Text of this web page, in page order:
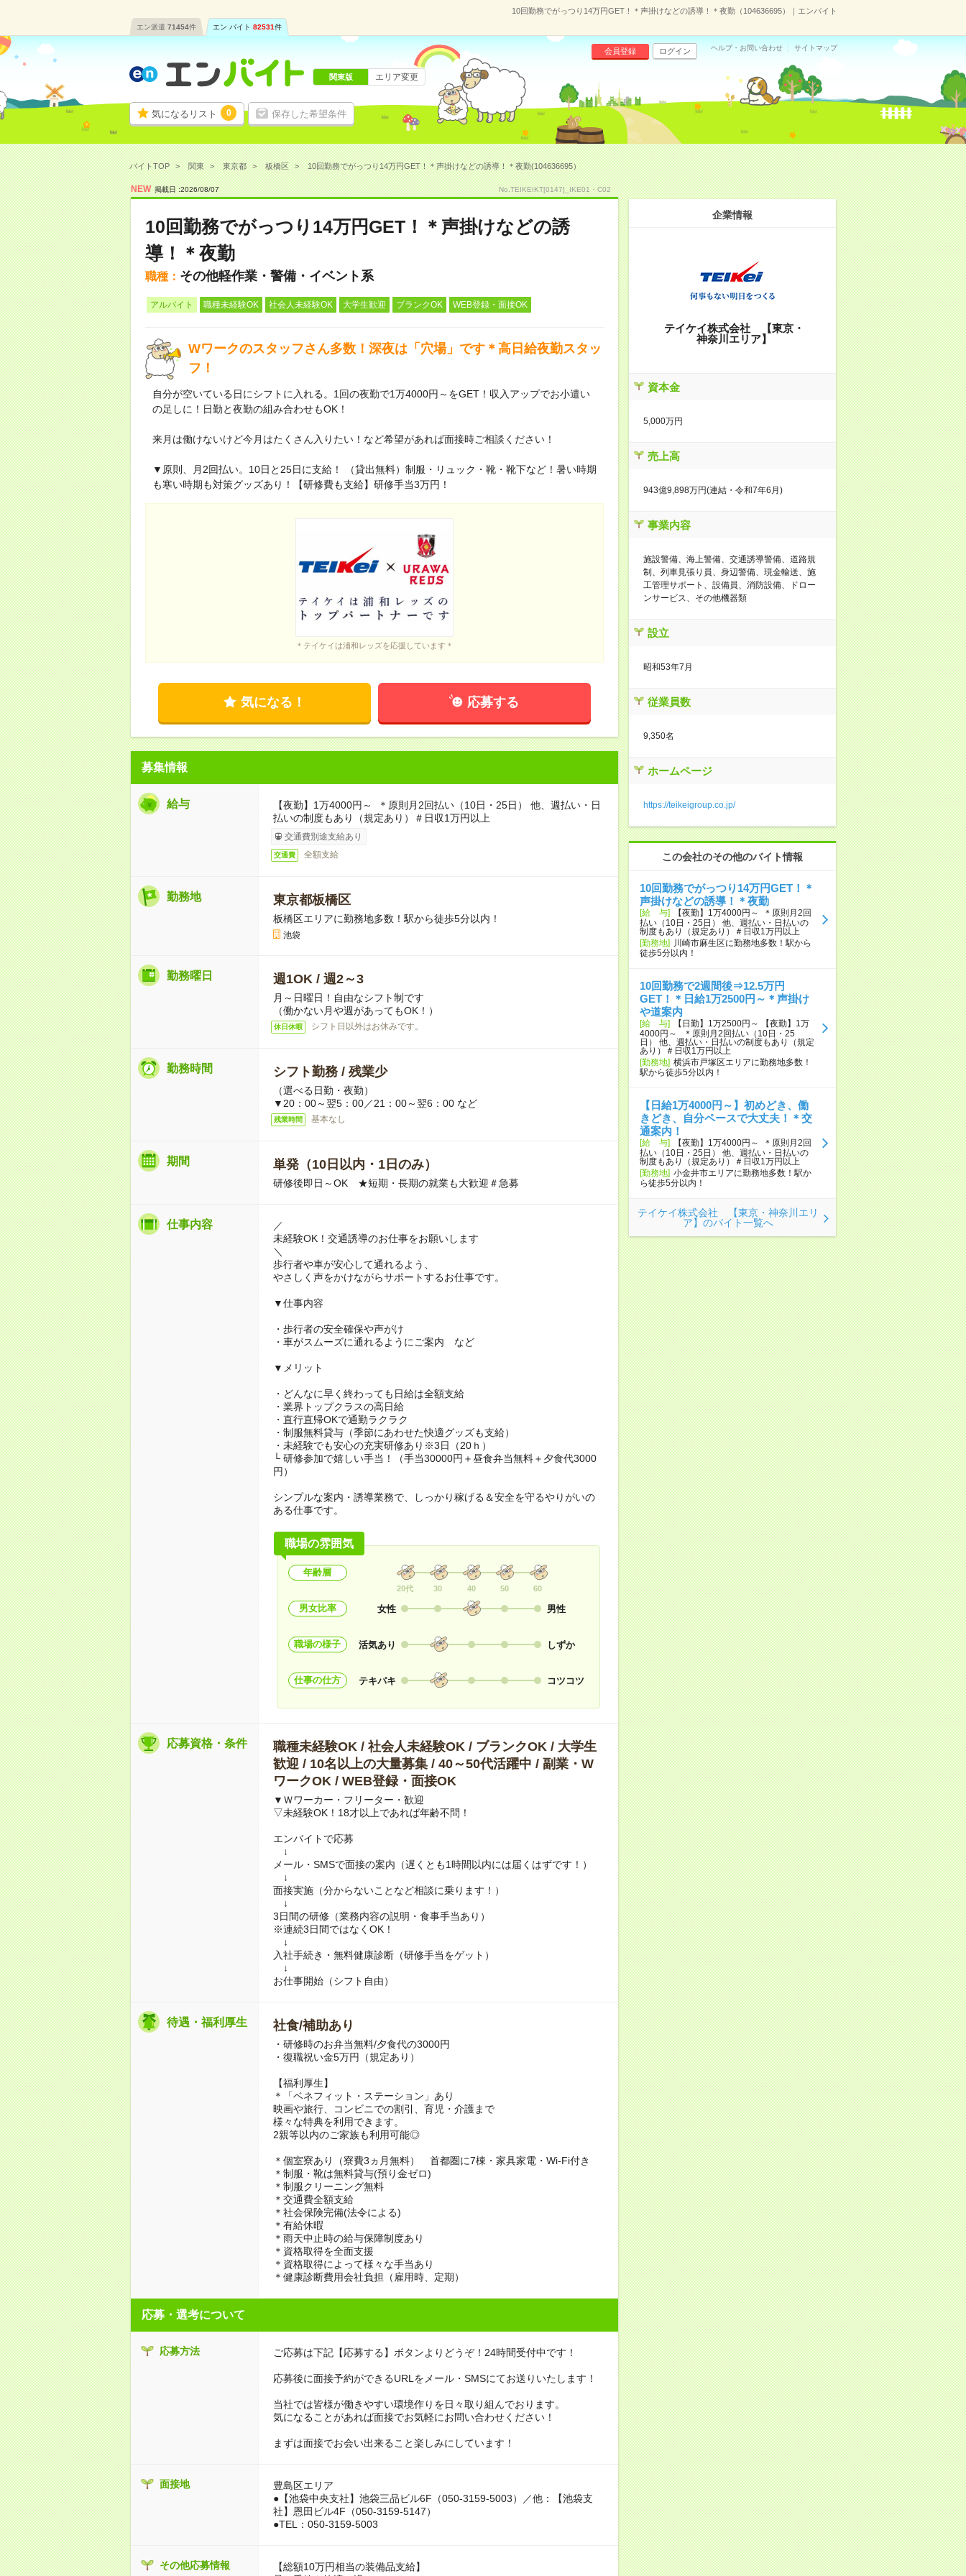
10回勤務でがっつり14万円GET！＊声掛けなどの誘導！＊夜勤（104636695）｜エンバイト
エン派遣 71454件 エン バイト 82531件
気になるリスト 0 保存した希望条件
会員登録 ログイン ヘルプ・お問い合わせ サイトマップ
関東版 エリア変更
バイトTOP 関東 東京都 板橋区 10回勤務でがっつり14万円GET！＊声掛けなどの誘導！＊夜勤(104636695）
NEW 掲載日 :2026/08/07 No.TEIKEIKT[0147]_IKE01・C02
10回勤務でがっつり14万円GET！＊声掛けなどの誘
導！＊夜勤
職種： その他軽作業・警備・イベント系
アルバイト 職種未経験OK 社会人未経験OK 大学生歓迎 ブランクOK WEB登録・面接OK
Wワークのスタッフさん多数！深夜は「穴場」です＊高日給夜勤スタッ
フ！
自分が空いている日にシフトに入れる。1回の夜勤で1万4000円～をGET！収入アップでお小遣い
の足しに！日勤と夜勤の組み合わせもOK！
来月は働けないけど今月はたくさん入りたい！など希望があれば面接時ご相談ください！
▼原則、月2回払い。10日と25日に支給！ （貸出無料）制服・リュック・靴・靴下など！暑い時期
も寒い時期も対策グッズあり！【研修費も支給】研修手当3万円！
＊テイケイは浦和レッズを応援しています＊
気になる！ 応募する
募集情報
給与
【夜勤】1万4000円～ ＊原則月2回払い（10日・25日） 他、週払い・日
払いの制度もあり（規定あり）＃日収1万円以上
交通費別途支給あり
交通費 全額支給
勤務地 東京都板橋区
板橋区エリアに勤務地多数！駅から徒歩5分以内！
池袋
勤務曜日 週1OK / 週2～3
月～日曜日！自由なシフト制です
（働かない月や週があってもOK！）
休日休暇 シフト日以外はお休みです。
勤務時間 シフト勤務 / 残業少
（選べる日勤・夜勤）
▼20：00～翌5：00／21：00～翌6：00 など
残業時間 基本なし
期間 単発（10日以内・1日のみ）
研修後即日～OK ★短期・長期の就業も大歓迎＃急募
仕事内容
／
未経験OK！交通誘導のお仕事をお願いします
＼
歩行者や車が安心して通れるよう、
やさしく声をかけながらサポートするお仕事です。
▼仕事内容
・歩行者の安全確保や声がけ
・車がスムーズに通れるようにご案内 など
▼メリット
・どんなに早く終わっても日給は全額支給
・業界トップクラスの高日給
・直行直帰OKで通勤ラクラク
・制服無料貸与（季節にあわせた快適グッズも支給）
・未経験でも安心の充実研修あり※3日（20ｈ）
└ 研修参加で嬉しい手当！（手当30000円＋昼食弁当無料＋夕食代3000
円）
シンプルな案内・誘導業務で、しっかり稼げる＆安全を守るやりがいの
ある仕事です。
職場の雰囲気
年齢層
20代 30 40 50 60
男女比率 女性 男性
職場の様子 活気あり しずか
仕事の仕方 テキパキ コツコツ
応募資格・条件
職種未経験OK / 社会人未経験OK / ブランクOK / 大学生
歓迎 / 10名以上の大量募集 / 40～50代活躍中 / 副業・W
ワークOK / WEB登録・面接OK
▼Ｗワーカー・フリーター・歓迎
▽未経験OK！18才以上であれば年齢不問！
エンバイトで応募
↓
メール・SMSで面接の案内（遅くとも1時間以内には届くはずです！）
↓
面接実施（分からないことなど相談に乗ります！）
↓
3日間の研修（業務内容の説明・食事手当あり）
※連続3日間ではなくOK！
↓
入社手続き・無料健康診断（研修手当をゲット）
↓
お仕事開始（シフト自由）
待遇・福利厚生 社食/補助あり
・研修時のお弁当無料/夕食代の3000円
・復職祝い金5万円（規定あり）
【福利厚生】
＊「ベネフィット・ステーション」あり
映画や旅行、コンビニでの割引、育児・介護まで
様々な特典を利用できます。
2親等以内のご家族も利用可能◎
＊個室寮あり（寮費3ヵ月無料） 首都圏に7棟・家具家電・Wi-Fi付き
＊制服・靴は無料貸与(預り金ゼロ)
＊制服クリーニング無料
＊交通費全額支給
＊社会保険完備(法令による)
＊有給休暇
＊雨天中止時の給与保障制度あり
＊資格取得を全面支援
＊資格取得によって様々な手当あり
＊健康診断費用会社負担（雇用時、定期）
応募・選考について
応募方法 ご応募は下記【応募する】ボタンよりどうぞ！24時間受付中です！
応募後に面接予約ができるURLをメール・SMSにてお送りいたします！
当社では皆様が働きやすい環境作りを日々取り組んでおります。
気になることがあれば面接でお気軽にお問い合わせください！
まずは面接でお会い出来ること楽しみにしています！
面接地
豊島区エリア
●【池袋中央支社】池袋三品ビル6F（050-3159-5003）／他：【池袋支
社】恩田ビル4F（050-3159-5147）
●TEL：050-3159-5003
その他応募情報
【総額10万円相当の装備品支給】
企業情報
テイケイ株式会社 【東京・
神奈川エリア】
資本金
5,000万円
売上高
943億9,898万円(連結・令和7年6月)
事業内容
施設警備、海上警備、交通誘導警備、道路規
制、列車見張り員、身辺警備、現金輸送、施
工管理サポート、設備員、消防設備、ドロー
ンサービス、その他機器類
設立
昭和53年7月
従業員数
9,350名
ホームページ
https://teikeigroup.co.jp/
この会社のその他のバイト情報
10回勤務でがっつり14万円GET！＊
声掛けなどの誘導！＊夜勤
[給 与]
【夜勤】1万4000円～ ＊原則月2回
払い（10日・25日） 他、週払い・日払いの
制度もあり（規定あり）＃日収1万円以上
[勤務地] 川崎市麻生区に勤務地多数！駅から
徒歩5分以内！
10回勤務で2週間後⇒12.5万円
GET！＊日給1万2500円～＊声掛け
や道案内
[給 与]
【日勤】1万2500円～ 【夜勤】1万
4000円～ ＊原則月2回払い（10日・25
日） 他、週払い・日払いの制度もあり（規定
あり）＃日収1万円以上
[勤務地] 横浜市戸塚区エリアに勤務地多数！
駅から徒歩5分以内！
【日給1万4000円～】初めどき、働
きどき、自分ペースで大丈夫！＊交
通案内！
[給 与]
【夜勤】1万4000円～ ＊原則月2回
払い（10日・25日） 他、週払い・日払いの
制度もあり（規定あり）＃日収1万円以上
[勤務地] 小金井市エリアに勤務地多数！駅か
ら徒歩5分以内！
テイケイ株式会社 【東京・神奈川エリ
ア】のバイト一覧へ